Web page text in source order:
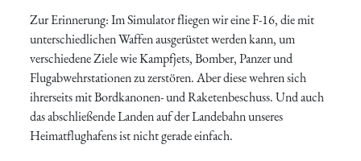
Zur Erinnerung: Im Simulator fliegen wir eine F-16, die mit
unterschiedlichen Waffen ausgerüstet werden kann, um
verschiedene Ziele wie Kampfjets, Bomber, Panzer und
Flugabwehrstationen zu zerstören. Aber diese wehren sich
ihrerseits mit Bordkanonen- und Raketenbeschuss. Und auch
das abschließende Landen auf der Landebahn unseres
Heimatflughafens ist nicht gerade einfach.